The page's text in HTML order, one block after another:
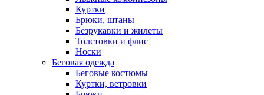
Куртки
Брюки, штаны
Безрукавки и жилеты
Толстовки и флис
Носки
Беговая одежда
Беговые костюмы
Куртки, ветровки